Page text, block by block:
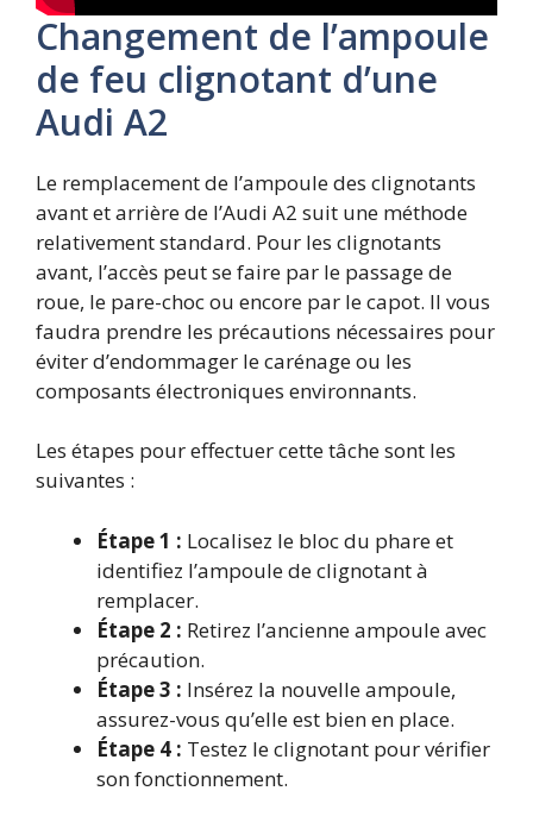
Changement de l’ampoule
de feu clignotant d’une
Audi A2
Le remplacement de l’ampoule des clignotants
avant et arrière de l’Audi A2 suit une méthode
relativement standard. Pour les clignotants
avant, l’accès peut se faire par le passage de
roue, le pare-choc ou encore par le capot. Il vous
faudra prendre les précautions nécessaires pour
éviter d’endommager le carénage ou les
composants électroniques environnants.
Les étapes pour effectuer cette tâche sont les
suivantes :
Étape 1 : Localisez le bloc du phare et
identifiez l’ampoule de clignotant à
remplacer.
Étape 2 : Retirez l’ancienne ampoule avec
précaution.
Étape 3 : Insérez la nouvelle ampoule,
assurez-vous qu’elle est bien en place.
Étape 4 : Testez le clignotant pour vérifier
son fonctionnement.